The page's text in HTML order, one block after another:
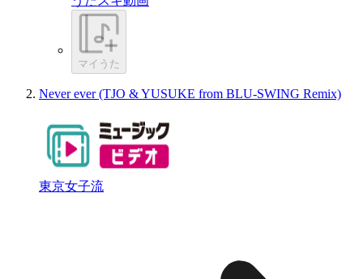
マイうた
Never ever (TJO & YUSUKE from BLU-SWING Remix)
東京女子流